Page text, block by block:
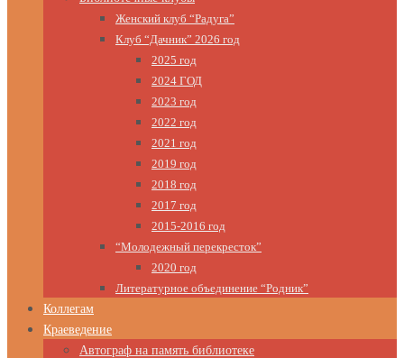
Женский клуб “Радуга”
Клуб “Дачник” 2026 год
2025 год
2024 ГОД
2023 год
2022 год
2021 год
2019 год
2018 год
2017 год
2015-2016 год
“Молодежный перекресток”
2020 год
Литературное объединение “Родник”
Коллегам
Краеведение
Автограф на память библиотеке